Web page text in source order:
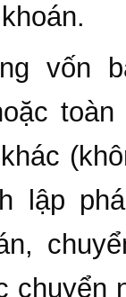
vốn
lập
chuyển